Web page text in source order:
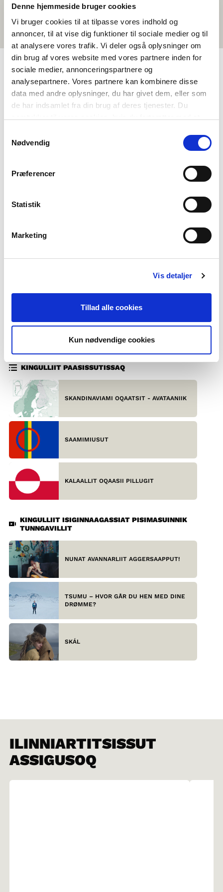
Denne hjemmeside bruger cookies
Vi bruger cookies til at tilpasse vores indhold og
annoncer, til at vise dig funktioner til sociale medier og til
at analysere vores trafik. Vi deler også oplysninger om
din brug af vores website med vores partnere inden for
sociale medier, annonceringspartnere og
analysepartnere. Vores partnere kan kombinere disse
data med andre oplysninger, du har givet dem, eller som
de har indsamlet fra din brug af deres tjenester. Du
Nødvendig
Præferencer
Statistik
Marketing
Vis detaljer
Tillad alle cookies
Kun nødvendige cookies
TAGS
Ilassinnittariaatsit: Hei, Hyvää päivää, Moi
KINGULLIIT PAASISSUTISSAQ
SKANDINAVIAMI OQAATSIT - AVATAANIIK
SAAMIMIUSUT
KALAALLIT OQAASII PILLUGIT
KINGULLIIT ISIGINNAAGASSIAT PISIMASUINNIK
TUNNGAVILLIT
NUNAT AVANNARLIIT AGGERSAAPPUT!
TSUMU – HVOR GÅR DU HEN MED DINE
DRØMME?
SKÁL
muunkielisen lauseen verran asiaa.
ILINNIARTITSISSUT
ASSIGUSOQ